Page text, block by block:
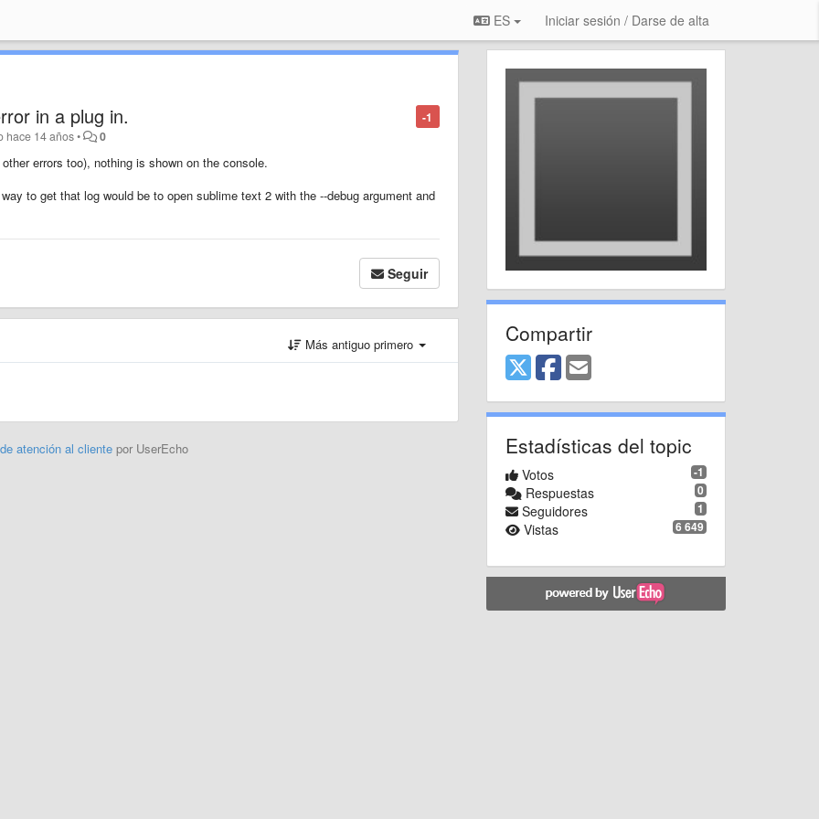
ES Iniciar sesión / Darse de alta
-1
in a plug in.
hace 14 años• 0
errors too), nothing is shown on the console.
to get that log would be to open sublime text 2 with the --debug argument and
Seguir
Más antiguo primero
atención al clientepor UserEcho
Compartir
Estadísticas del topic
-1
Votos
0
Respuestas
1
Seguidores
6 649
Vistas